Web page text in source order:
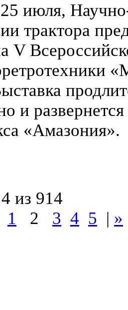
июля,
трактора
V
и
«Амазония».
из 914
1 2 3 4 5 | »